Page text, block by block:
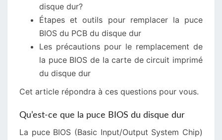
disque dur?
Étapes et outils pour remplacer la puce
BIOS du PCB du disque dur
Les précautions pour le remplacement de
la puce BIOS de la carte de circuit imprimé
du disque dur
Cet article répondra à ces questions pour vous.
Qu’est-ce que la puce BIOS du disque dur
La puce BIOS (Basic Input/Output System Chip)